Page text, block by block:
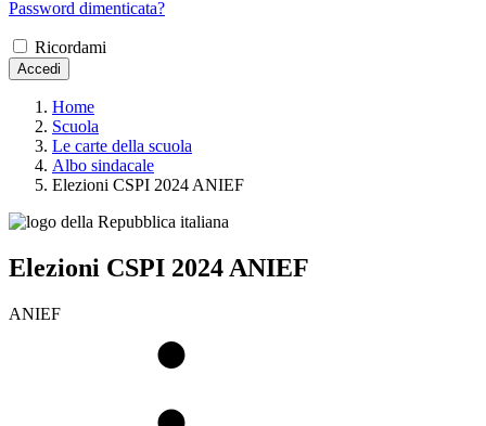
Password dimenticata?
Ricordami
Accedi
Home
Scuola
Le carte della scuola
Albo sindacale
Elezioni CSPI 2024 ANIEF
Elezioni CSPI 2024 ANIEF
ANIEF